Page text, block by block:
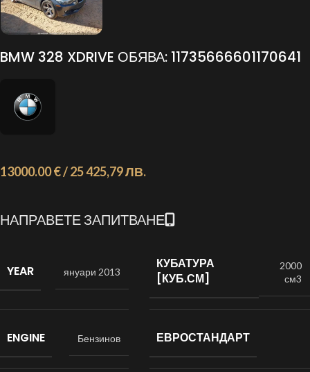
BMW 328 XDRIVE ОБЯВА: 11735666601170641
13000.00 € / 25 425,79 ЛВ.
НАПРАВЕТЕ ЗАПИТВАНЕ
YEAR януари 2013
КУБАТУРА
[КУБ.СМ]
2000
см3
ENGINE Бензинов ЕВРОСТАНДАРТ